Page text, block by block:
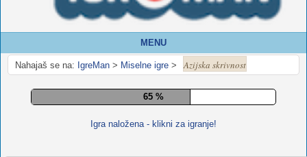
MENU
Nahajaš se na: IgreMan > Miselne igre > Azijska skrivnost
70 %
Igra naložena - klikni za igranje!